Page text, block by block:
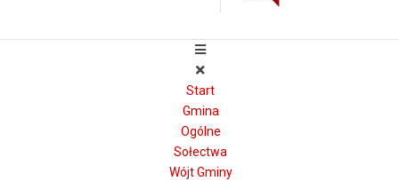
Start
Gmina
Ogólne
Sołectwa
Wójt Gminy